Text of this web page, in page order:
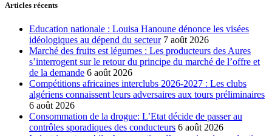
Articles récents
Education nationale : Louisa Hanoune dénonce les visées
idéologiques au dépend du secteur 7 août 2026
Marché des fruits est légumes : Les producteurs des Aures
s’interrogent sur le retour du principe du marché de l’offre et
de la demande 6 août 2026
Compétitions africaines interclubs 2026-2027 : Les clubs
algériens connaissent leurs adversaires aux tours préliminaires
6 août 2026
Consommation de la drogue: L’Etat décide de passer au
contrôles sporadiques des conducteurs 6 août 2026